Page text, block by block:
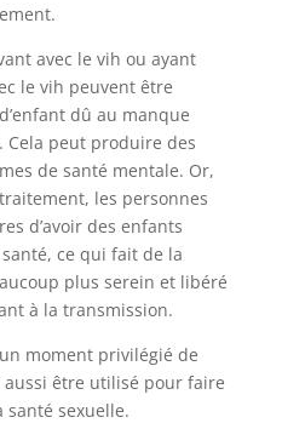
avec le vih ou ayant
le vih peuvent être
dû au manque
Cela peut produire des
de santé mentale. Or,
les personnes
d’avoir des enfants
ce qui fait de la
plus serein et libéré
à la transmission.
moment privilégié de
être utilisé pour faire
santé sexuelle.